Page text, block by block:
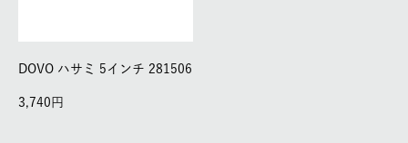
DOVO ハサミ 5インチ 281506
3,740